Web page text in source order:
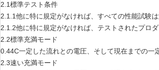
2.1標準テスト条件
2.1.1他に特に規定がなければ、すべての性能試験
2.1.2他に特に規定がなければ、テストされたプロ
2.2標準充満モード
0.44C一定した流れとの電圧、そして現在までの
2.3速い充満モード